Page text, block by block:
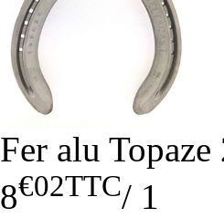
Fer alu
8€02TTC/ 1